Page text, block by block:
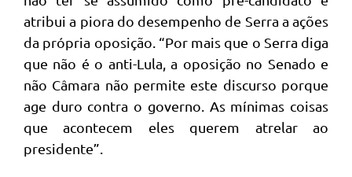
atribui a piora do desempenho de Serra a ações
da própria oposição. “Por mais que o Serra diga
que não é o anti-Lula, a oposição no Senado e
não Câmara não permite este discurso porque
age duro contra o governo. As mínimas coisas
que acontecem eles querem atrelar ao
presidente”.